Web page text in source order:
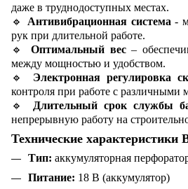
даже в труднодоступных местах.
🔹 Антивибрационная система -
рук при длительной работе.
🔹 Оптимальный вес–
между мощностью и удобством.
🔹 Электронная регулировка
контроля при работе с различными
🔹
Длительный срок службы
непрерывную работу на
Технические характеристики
Тип: аккумуляторная
Питание: 18 В (аккумулятор)